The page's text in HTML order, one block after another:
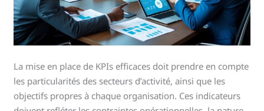
La mise en place de KPIs efficaces doit prendre en compte
les particularités des secteurs d’activité, ainsi que les
objectifs propres à chaque organisation. Ces indicateurs